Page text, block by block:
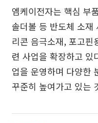
엠케이전자는 핵심 부
솔더볼 등 반도체 소재
리콘 음극소재, 포고
련 사업을 확장하고
업을 운영하며 다양한
꾸준히 높여가고 있는